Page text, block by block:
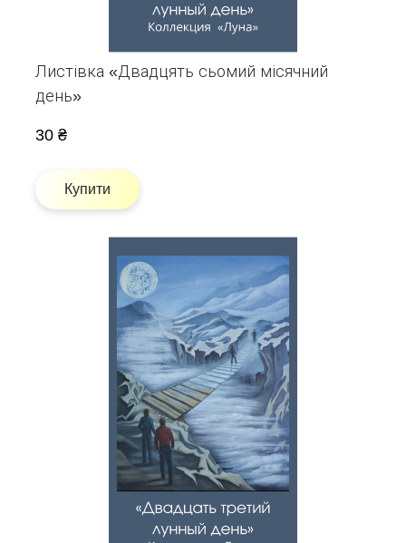
Листівка «Двадцять сьомий місячний
день»
30 ₴
Купити